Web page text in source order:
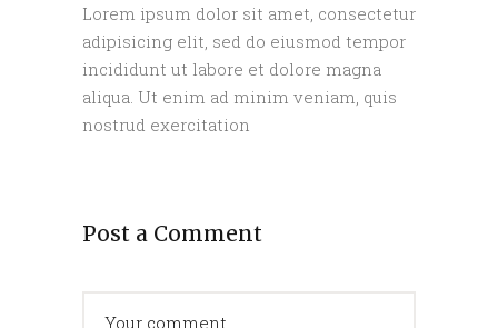
Lorem ipsum dolor sit amet, consectetur
adipisicing elit, sed do eiusmod tempor
incididunt ut labore et dolore magna
aliqua. Ut enim ad minim veniam, quis
nostrud exercitation
Post a Comment